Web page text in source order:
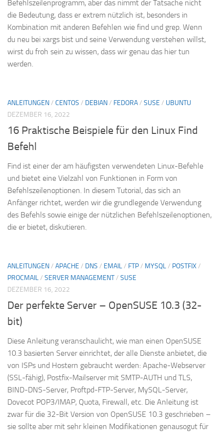
Befehlszeilenprogramm, aber das nimmt der Tatsache nicht
die Bedeutung, dass er extrem nützlich ist, besonders in
Kombination mit anderen Befehlen wie find und grep. Wenn
du neu bei xargs bist und seine Verwendung verstehen willst,
wirst du froh sein zu wissen, dass wir genau das hier tun
werden.
ANLEITUNGEN/ CENTOS / DEBIAN/ FEDORA/ SUSE / UBUNTU
DEZEMBER 16, 2022
16 Praktische Beispiele für den Linux Find
Befehl
Find ist einer der am häufigsten verwendeten Linux-Befehle
und bietet eine Vielzahl von Funktionen in Form von
Befehlszeilenoptionen. In diesem Tutorial, das sich an
Anfänger richtet, werden wir die grundlegende Verwendung
des Befehls sowie einige der nützlichen Befehlszeilenoptionen,
die er bietet, diskutieren.
ANLEITUNGEN/ APACHE / DNS / EMAIL/ FTP/ MYSQL/ POSTFIX/
PROCMAIL/ SERVER MANAGEMENT/ SUSE
DEZEMBER 16, 2022
Der perfekte Server – OpenSUSE 10.3 (32-
bit)
Diese Anleitung veranschaulicht, wie man einen OpenSUSE
10.3 basierten Server einrichtet, der alle Dienste anbietet, die
von ISPs und Hostern gebraucht werden: Apache-Webserver
(SSL-fähig), Postfix-Mailserver mit SMTP-AUTH und TLS,
BIND-DNS-Server, Proftpd-FTP-Server, MySQL-Server,
Dovecot POP3/IMAP, Quota, Firewall, etc. Die Anleitung ist
zwar für die 32-Bit Version von OpenSUSE 10.3 geschrieben –
sie sollte aber mit sehr kleinen Modifikationen genausogut für